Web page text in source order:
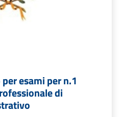
esami per n.1
di